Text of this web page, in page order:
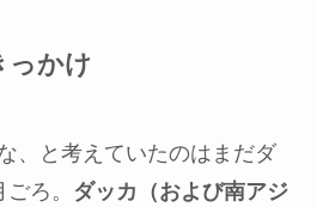
っかけ
、と考えていたのはまだダ
ろ。 ダッカ（および南アジ